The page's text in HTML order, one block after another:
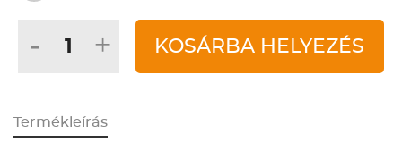
- + KOSÁRBA HELYEZÉS
Termékleírás